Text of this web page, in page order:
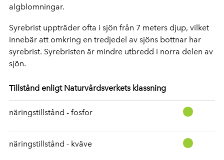
algblomningar.
Syrebrist uppträder ofta i sjön från 7 meters djup, vilket
innebär att omkring en tredjedel av sjöns bottnar har
syrebrist. Syrebristen är mindre utbredd i norra delen av
sjön.
Tillstånd enligt Naturvårdsverkets klassning
näringstillstånd - fosfor
näringstillstånd - kväve